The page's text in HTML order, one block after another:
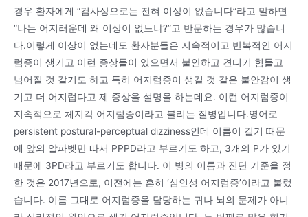
경우 환자에게 “검사상으로는 전혀 이상이 없습니다”라고 말하면
“나는 어지러운데 왜 이상이 없느냐?”고 반문하는 경우가 많습니
다.이렇게 이상이 없는데도 환자분들은 지속적이고 반복적인 어지
럼증이 생기고 이런 증상들이 있으면서 불안하고 견디기 힘들고
넘어질 것 같기도 하고 특히 어지럼증이 생길 것 같은 불안감이 생
기고 더 어지럽다고 제 증상을 설명을 하는데요. 이런 어지럼증이
지속적으로 체지각 어지럼증이라고 불리는 질병입니다.영어로
persistent postural-perceptual dizziness인데 이름이 길기 때문
에 앞의 알파벳만 따서 PPPD라고 부르기도 하고, 3개의 P가 있기
때문에 3PD라고 부르기도 합니다. 이 병의 이름과 진단 기준을 정
한 것은 2017년으로, 이전에는 흔히 ‘심인성 어지럼증’이라고 불렀
습니다. 이름 그대로 어지럼증을 담당하는 귀나 뇌의 문제가 아니